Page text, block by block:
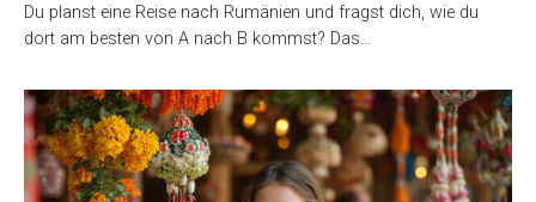
Du planst eine Reise nach Rumänien und fragst dich, wie du
dort am besten von A nach B kommst? Das…